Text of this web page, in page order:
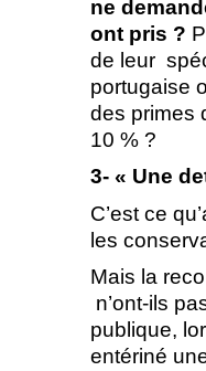
ne
ont pris ?
de leur
portugaise
des primes
10 % ?
3- « Une
C’est ce
les
Mais la
n’ont-ils
publique,
entériné